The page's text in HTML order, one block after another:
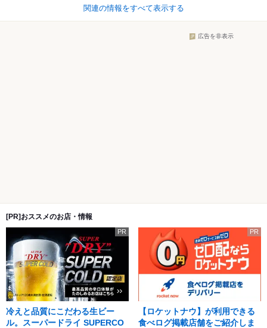
関連の情報をすべて表示する
広告を非表示
[PR]おススメのお店・情報
PR
冷えと品質にこだわる生ビー
ル。スーパードライ SUPERCO
PR
【ロケットナウ】が利用できる
食べログ掲載店舗をご紹介しま